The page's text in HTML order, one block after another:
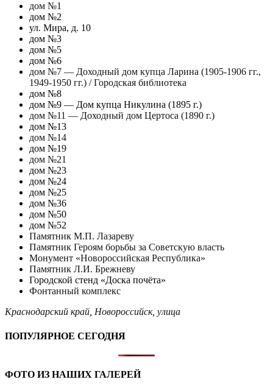
дом №1
дом №2
ул. Мира, д. 10
дом №3
дом №5
дом №6
дом №7 — Доходный дом купца Ларина (1905-1906 гг.,
1949-1950 гг.) / Городская библиотека
дом №8
дом №9 — Дом купца Никулина (1895 г.)
дом №11 — Доходный дом Цертоса (1890 г.)
дом №13
дом №14
дом №19
дом №21
дом №23
дом №24
дом №25
дом №36
дом №50
дом №52
Памятник М.П. Лазареву
Памятник Героям борьбы за Советскую власть
Монумент «Новороссийская Республика»
Памятник Л.И. Брежневу
Городской стенд «Доска почёта»
Фонтанный комплекс
Краснодарский край Новороссийск, улица
ПОПУЛЯРНОЕ СЕГОДНЯ
ФОТО ИЗ НАШИХ ГАЛЕРЕЙ